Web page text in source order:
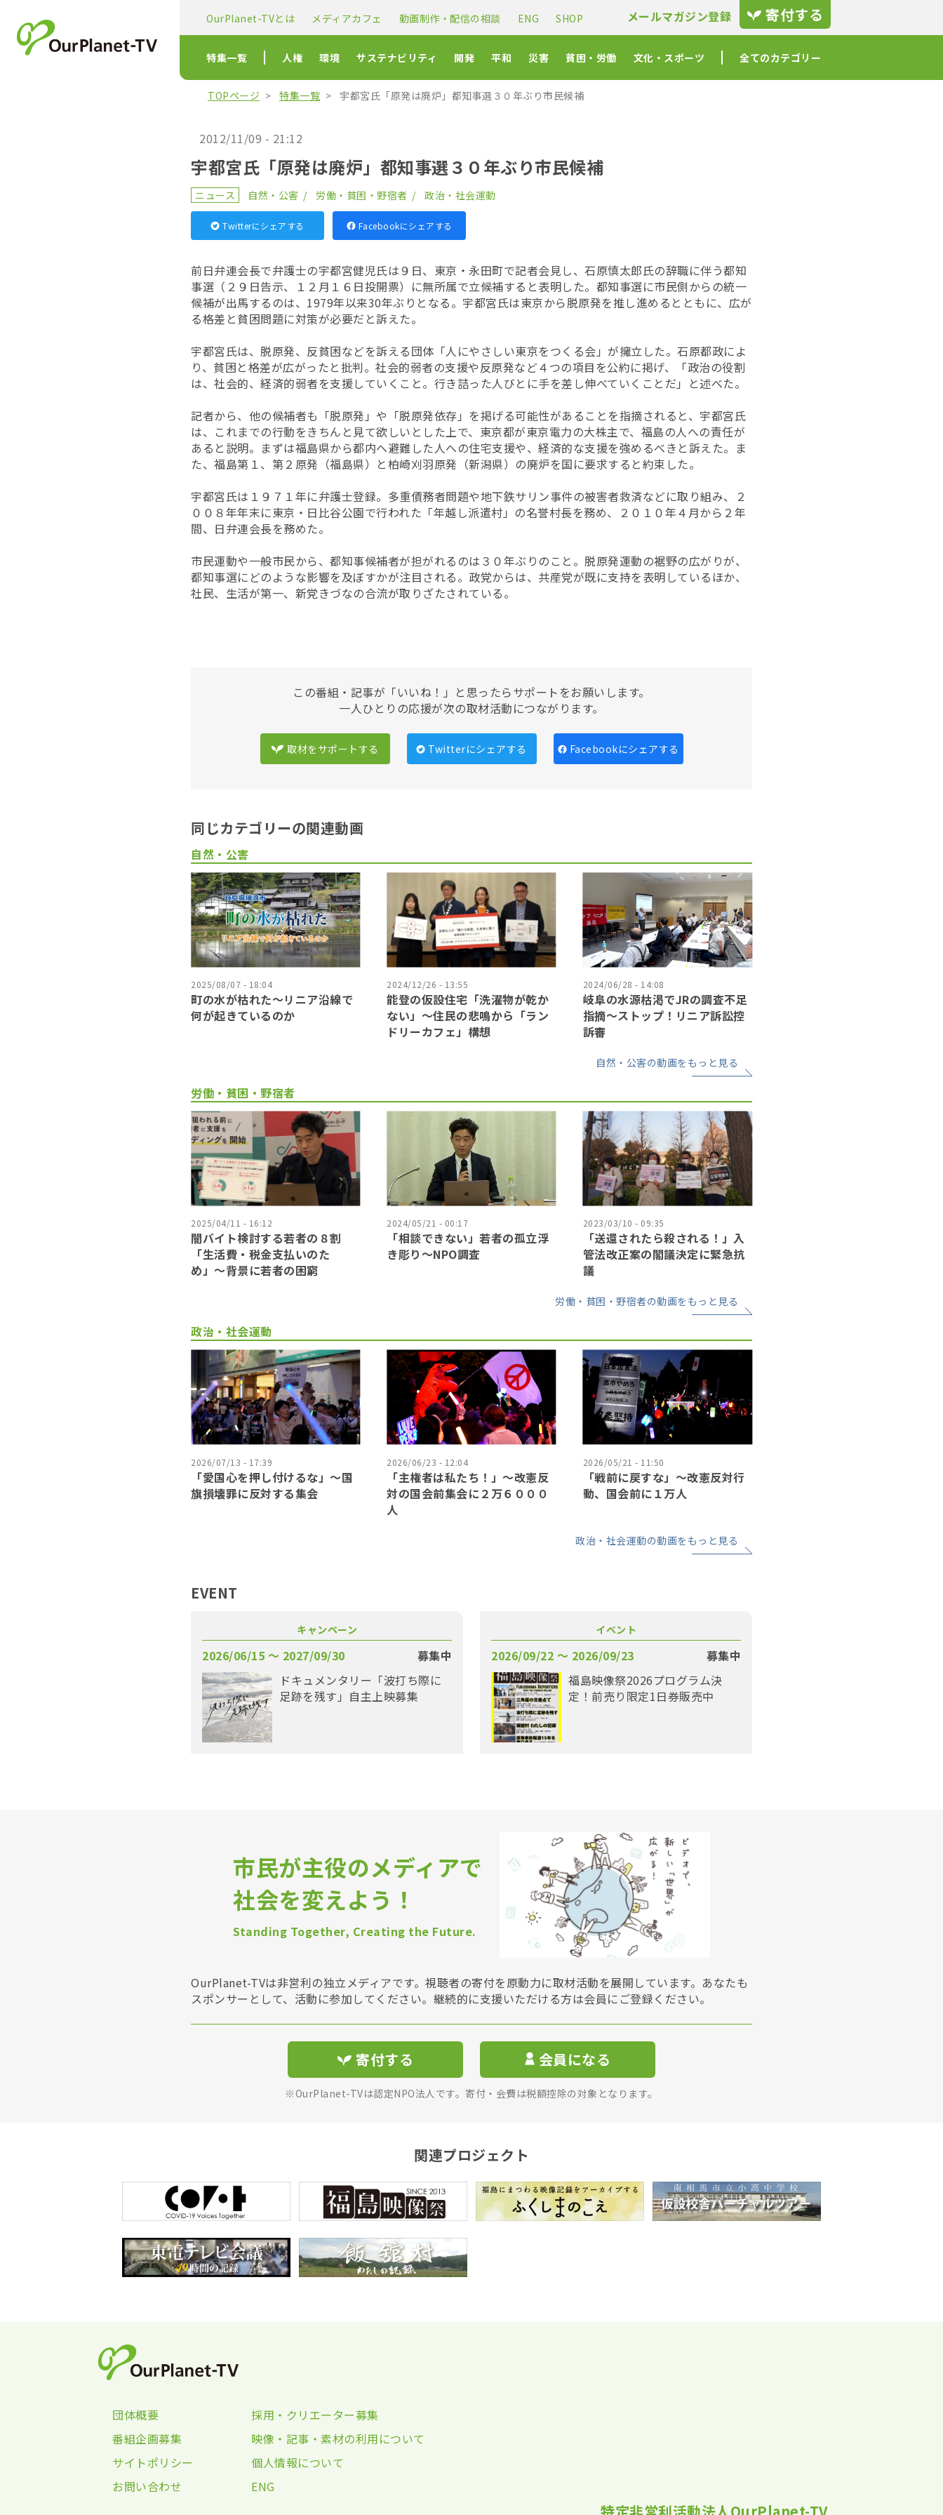
OurPlanet-TVとは メディアカフェ 動画制作・配信の相談 ENG SHOP メールマガジン登録 寄付する
特集一覧 人権 環境 サステナビリティ 開発 平和 災害 貧困・労働 文化・スポーツ 全てのカテゴリー
TOPページ 特集一覧 宇都宮氏「原発は廃炉」都知事選３０年ぶり市民候補
2012/11/09 - 21:12
宇都宮氏「原発は廃炉」都知事選３０年ぶり市民候補
ニュース 自然・公害 労働・貧困・野宿者 政治・社会運動
Twitterにシェアする Facebookにシェアする
前日弁連会長で弁護士の宇都宮健児氏は９日、東京・永田町で記者会見し、石原慎太郎氏の辞職に伴う都知
事選（２９日告示、１２月１６日投開票）に無所属で立候補すると表明した。都知事選に市民側からの統一
候補が出馬するのは、1979年以来30年ぶりとなる。宇都宮氏は東京から脱原発を推し進めるとともに、広が
る格差と貧困問題に対策が必要だと訴えた。
宇都宮氏は、脱原発、反貧困などを訴える団体「人にやさしい東京をつくる会」が擁立した。石原都政によ
り、貧困と格差が広がったと批判。社会的弱者の支援や反原発など４つの項目を公約に掲げ、「政治の役割
は、社会的、経済的弱者を支援していくこと。行き詰った人びとに手を差し伸べていくことだ」と述べた。
記者から、他の候補者も「脱原発」や「脱原発依存」を掲げる可能性があることを指摘されると、宇都宮氏
は、これまでの行動をきちんと見て欲しいとした上で、東京都が東京電力の大株主で、福島の人への責任が
あると説明。まずは福島県から都内へ避難した人への住宅支援や、経済的な支援を強めるべきと訴えた。ま
た、福島第１、第２原発（福島県）と柏崎刈羽原発（新潟県）の廃炉を国に要求すると約束した。
宇都宮氏は１９７１年に弁護士登録。多重債務者問題や地下鉄サリン事件の被害者救済などに取り組み、２
００８年年末に東京・日比谷公園で行われた「年越し派遣村」の名誉村長を務め、２０１０年４月から２年
間、日弁連会長を務めた。
市民運動や一般市民から、都知事候補者が担がれるのは３０年ぶりのこと。脱原発運動の裾野の広がりが、
都知事選にどのような影響を及ぼすかが注目される。政党からは、共産党が既に支持を表明しているほか、
社民、生活が第一、新党きづなの合流が取りざたされている。
この番組・記事が「いいね！」と思ったらサポートをお願いします。
一人ひとりの応援が次の取材活動につながります。
取材をサポートする Twitterにシェアする Facebookにシェアする
同じカテゴリーの関連動画
自然・公害
2025/08/07 - 18:04
町の水が枯れた～リニア沿線で
何が起きているのか
2024/12/26 - 13:55
能登の仮設住宅「洗濯物が乾か
ない」〜住民の悲鳴から「ラン
ドリーカフェ」構想
2024/06/28 - 14:08
岐阜の水源枯渇でJRの調査不足
指摘〜ストップ！リニア訴訟控
訴審
自然・公害の動画をもっと見る
労働・貧困・野宿者
2025/04/11 - 16:12
闇バイト検討する若者の８割
「生活費・税金支払いのた
め」〜背景に若者の困窮
2024/05/21 - 00:17
「相談できない」若者の孤立浮
き彫り〜NPO調査
2023/03/10 - 09:35
「送還されたら殺される！」入
管法改正案の閣議決定に緊急抗
議
労働・貧困・野宿者の動画をもっと見る
政治・社会運動
2026/07/13 - 17:39
「愛国心を押し付けるな」〜国
旗損壊罪に反対する集会
2026/06/23 - 12:04
「主権者は私たち！」〜改憲反
対の国会前集会に２万６０００
人
2026/05/21 - 11:50
「戦前に戻すな」〜改憲反対行
動、国会前に１万人
政治・社会運動の動画をもっと見る
EVENT
キャンペーン
2026/06/15 〜 2027/09/30
募集中
ドキュメンタリー「波打ち際に
足跡を残す」自主上映募集
イベント
2026/09/22 〜 2026/09/23
募集中
福島映像祭2026プログラム決
定！前売り限定1日券販売中
市民が主役のメディアで
社会を変えよう！
Standing Together, Creating the Future.
OurPlanet-TVは非営利の独立メディアです。視聴者の寄付を原動力に取材活動を展開しています。あなたも
スポンサーとして、活動に参加してください。継続的に支援いただける方は会員にご登録ください。
寄付する 会員になる
※OurPlanet-TVは認定NPO法人です。寄付・会費は税額控除の対象となります。
関連プロジェクト
団体概要
採用・クリエーター募集
番組企画募集
映像・記事・素材の利用について
サイトポリシー
個人情報について
お問い合わせ
ENG